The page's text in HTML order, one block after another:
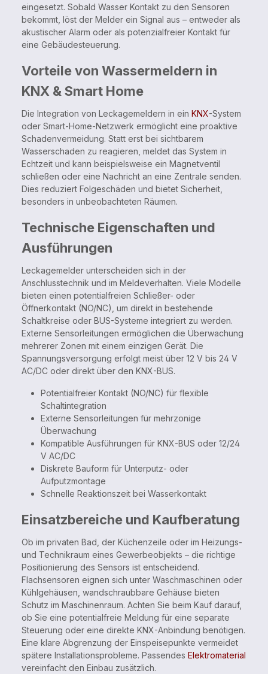
eingesetzt. Sobald Wasser Kontakt zu den Sensoren
bekommt, löst der Melder ein Signal aus – entweder als
akustischer Alarm oder als potenzialfreier Kontakt für
eine Gebäudesteuerung.
Vorteile von Wassermeldern in
KNX & Smart Home
Die Integration von Leckagemeldern in ein KNX-System
oder Smart-Home-Netzwerk ermöglicht eine proaktive
Schadenvermeidung. Statt erst bei sichtbarem
Wasserschaden zu reagieren, meldet das System in
Echtzeit und kann beispielsweise ein Magnetventil
schließen oder eine Nachricht an eine Zentrale senden.
Dies reduziert Folgeschäden und bietet Sicherheit,
besonders in unbeobachteten Räumen.
Technische Eigenschaften und
Ausführungen
Leckagemelder unterscheiden sich in der
Anschlusstechnik und im Meldeverhalten. Viele Modelle
bieten einen potentialfreien Schließer- oder
Öffnerkontakt (NO/NC), um direkt in bestehende
Schaltkreise oder BUS-Systeme integriert zu werden.
Externe Sensorleitungen ermöglichen die Überwachung
mehrerer Zonen mit einem einzigen Gerät. Die
Spannungsversorgung erfolgt meist über 12 V bis 24 V
AC/DC oder direkt über den KNX-BUS.
Potentialfreier Kontakt (NO/NC) für flexible
Schaltintegration
Externe Sensorleitungen für mehrzonige
Überwachung
Kompatible Ausführungen für KNX-BUS oder 12/24
V AC/DC
Diskrete Bauform für Unterputz- oder
Aufputzmontage
Schnelle Reaktionszeit bei Wasserkontakt
Einsatzbereiche und Kaufberatung
Ob im privaten Bad, der Küchenzeile oder im Heizungs-
und Technikraum eines Gewerbeobjekts – die richtige
Positionierung des Sensors ist entscheidend.
Flachsensoren eignen sich unter Waschmaschinen oder
Kühlgehäusen, wandschraubbare Gehäuse bieten
Schutz im Maschinenraum. Achten Sie beim Kauf darauf,
ob Sie eine potentialfreie Meldung für eine separate
Steuerung oder eine direkte KNX-Anbindung benötigen.
Eine klare Abgrenzung der Einspeisepunkte vermeidet
spätere Installationsprobleme. Passendes Elektromaterial
vereinfacht den Einbau zusätzlich.